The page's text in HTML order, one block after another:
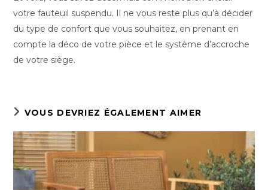
votre fauteuil suspendu. Il ne vous reste plus qu’à décider
du type de confort que vous souhaitez, en prenant en
compte la déco de votre pièce et le système d’accroche
de votre siège.
VOUS DEVRIEZ ÉGALEMENT AIMER